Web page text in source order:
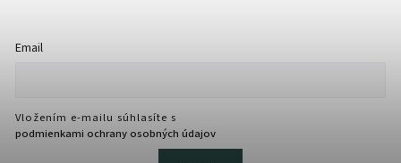
Email
Vložením e-mailu súhlasíte s
podmienkami ochrany osobných údajov